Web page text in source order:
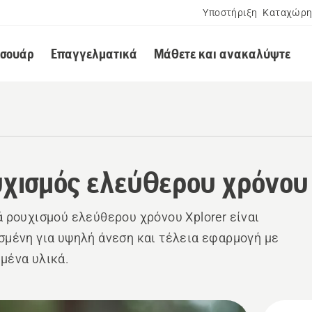
Υποστήριξη
Επαγγελματικά Μάθετε και ανακαλύψτε
ελεύθερου χρόνου
ρουχισμού ελεύθερου χρόνου Xplorer είναι
για υψηλή άνεση και τέλεια εφαρμογή με
υλικά.